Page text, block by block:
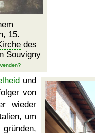
15.
des
Souvigny
und
von
wieder
um